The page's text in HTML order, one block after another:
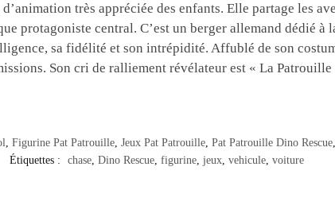
très appréciée des enfants. Elle partage les
protagoniste central. C’est un berger allemand dédié
sa fidélité et son intrépidité. Affublé de son
Son cri de ralliement révélateur est « La
Figurine Pat Patrouille Jeux Pat Patrouille Pat Patrouille Dino Rescue
Étiquettes :
chase Dino Rescue figurine jeux vehicule voiture